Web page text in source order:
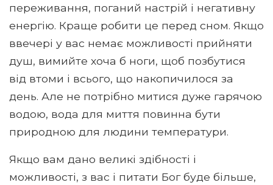
переживання, поганий настрій і негативну
енергію. Краще робити це перед сном. Якщо
ввечері у вас немає можливості прийняти
душ, вимийте хоча б ноги, щоб позбутися
від втоми і всього, що накопичилося за
день. Але не потрібно митися дуже гарячою
водою, вода для миття повинна бути
природною для людини температури.
Якщо вам дано великі здібності і
можливості, з вас і питати Бог буде більше,